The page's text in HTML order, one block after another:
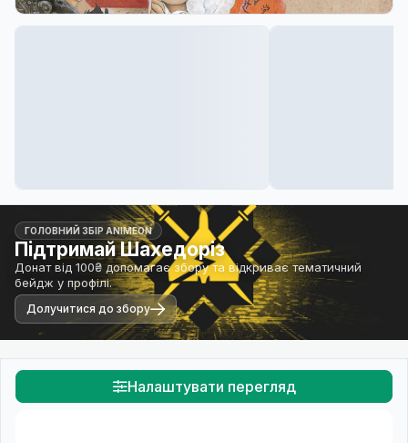
ГОЛОВНИЙ ЗБІР ANIMEON
Підтримай Шахедоріз
Донат від 100₴ допомагає збору та відкриває тематичний
бейдж у профілі.
Долучитися до збору
Налаштувати перегляд